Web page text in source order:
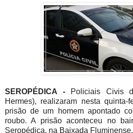
SEROPÉDICA -Policiais Civis
Hermes), realizaram nesta
prisão de um homem apontado
roubo. A prisão aconteceu no
Seropédica, na Baixada Fluminense.